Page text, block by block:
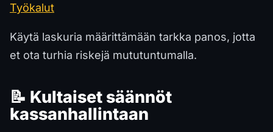
Työkalut
Käytä laskuria määrittämään tarkka panos, jotta
et ota turhia riskejä mututuntumalla.
📝 Kultaiset säännöt
kassanhallintaan